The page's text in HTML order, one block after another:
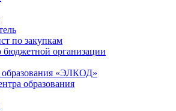
по закупкам
бюджетной организации
«ЭЛКОД»
образования